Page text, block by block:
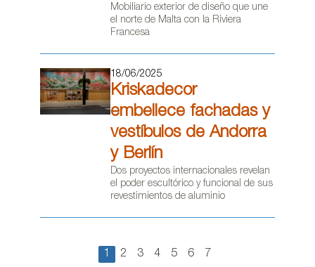
Mobiliario exterior de diseño que une
el norte de Malta con la Riviera
Francesa
18/06/2025
Kriskadecor
embellece fachadas y
vestíbulos de Andorra
y Berlín
Dos proyectos internacionales revelan
el poder escultórico y funcional de sus
revestimientos de aluminio
1 2 3 4 5 6 7